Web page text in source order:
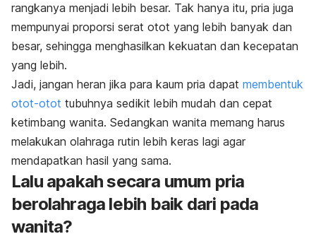
rangkanya menjadi lebih besar. Tak hanya itu, pria juga
mempunyai proporsi serat otot yang lebih banyak dan
besar, sehingga menghasilkan kekuatan dan kecepatan
yang lebih.
Jadi, jangan heran jika para kaum pria dapat membentuk
otot-otot tubuhnya sedikit lebih mudah dan cepat
ketimbang wanita. Sedangkan wanita memang harus
melakukan olahraga rutin lebih keras lagi agar
mendapatkan hasil yang sama.
Lalu apakah secara umum pria
berolahraga lebih baik dari pada
wanita?